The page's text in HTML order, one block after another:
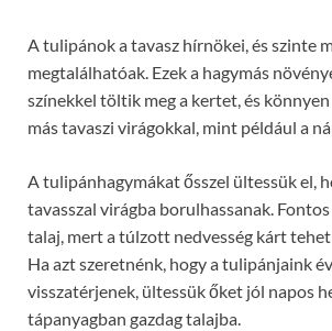
A tulipánok a tavasz hírnökei, és szinte
megtalálhatóak. Ezek a hagymás
színekkel töltik meg a kertet, és
más tavaszi virágokkal, mint például a
A tulipánhagymákat ősszel ültessük el,
tavasszal virágba borulhassanak.
talaj, mert a túlzott nedvesség kárt
Ha azt szeretnénk, hogy a tulipánjaink
visszatérjenek, ültessük őket jól napos
tápanyagban gazdag talajba.